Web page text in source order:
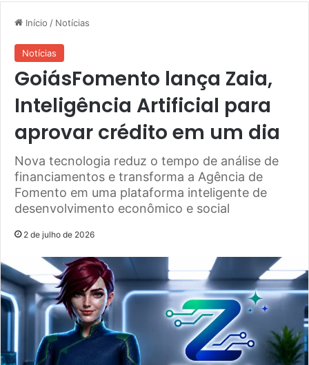
Início / Notícias
Notícias
GoiásFomento lança Zaia,
Inteligência Artificial para
aprovar crédito em um dia
Nova tecnologia reduz o tempo de análise de
financiamentos e transforma a Agência de
Fomento em uma plataforma inteligente de
desenvolvimento econômico e social
2 de julho de 2026